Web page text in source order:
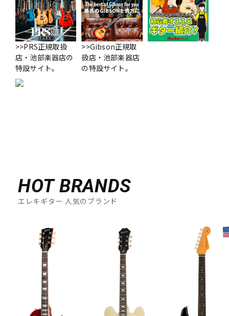
>>PRS正規取扱
店・池部楽器店の
特設サイト。
>>Gibson正規取
扱店・池部楽器店
の特設サイト。
HOT BRANDS
エレキギター 人気のブランド